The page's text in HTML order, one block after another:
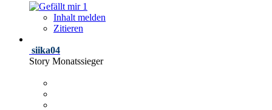
1
Inhalt melden
Zitieren
siika04
Story Monatssieger